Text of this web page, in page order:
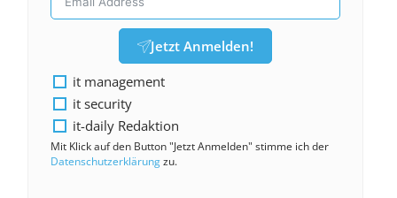
Jetzt Anmelden!
it management
it security
it-daily Redaktion
Mit Klick auf den Button "Jetzt Anmelden" stimme ich der
Datenschutzerklärungzu.